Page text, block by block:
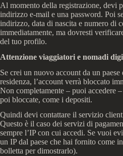
Al momento della registrazione, devi
indirizzo e-mail e una password. Poi
indirizzo, data di nascita e numero di
immediatamente, ma dovresti
del tuo profilo.
Attenzione viaggiatori e nomadi
Se crei un nuovo account da un
residenza, l’account verrà bloccato
Non completamente – puoi accedere
poi bloccate, come i depositi.
Quindi devi contattare il servizio
Questo è il caso dei servizi di
sempre l’IP con cui accedi. Se vuoi
un IP dal paese che hai fornito come
bolletta per dimostrarlo).